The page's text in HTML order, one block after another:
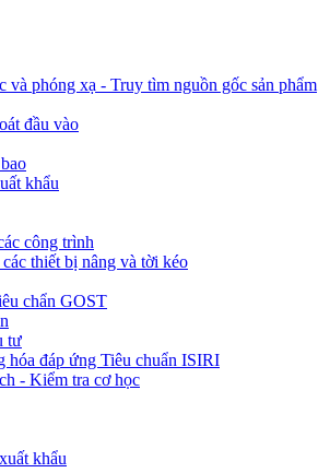
và phóng xạ - Truy tìm nguồn gốc sản phẩm
đầu vào
khẩu
công trình
thiết bị nâng và tời kéo
chẩn GOST
tư
hóa đáp ứng Tiêu chuẩn ISIRI
- Kiểm tra cơ học
khẩu